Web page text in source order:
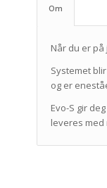
Om
Når du er
Systemet
og er
Evo-S gir
leveres